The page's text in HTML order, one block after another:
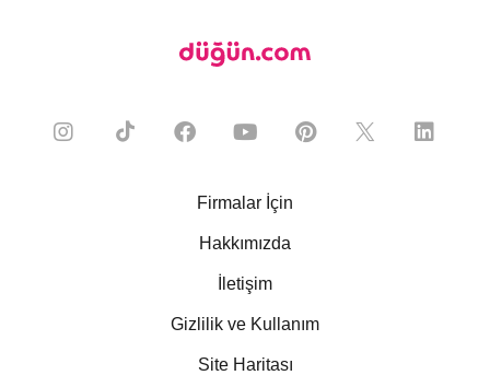
Firmalar İçin
Hakkımızda
İletişim
Gizlilik ve Kullanım
Site Haritası